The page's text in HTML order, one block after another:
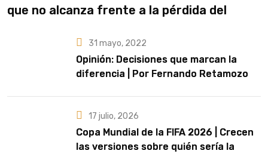
que no alcanza frente a la pérdida del
31 mayo, 2022
Opinión: Decisiones que marcan la
diferencia | Por Fernando Retamozo
17 julio, 2026
Copa Mundial de la FIFA 2026 | Crecen
las versiones sobre quién sería la